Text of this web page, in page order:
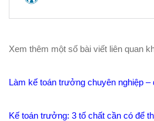
Xem thêm một số bài viết liên quan
Làm kế toán trưởng chuyên nghiệp –
Kế toán trưởng: 3 tố chất cần có để